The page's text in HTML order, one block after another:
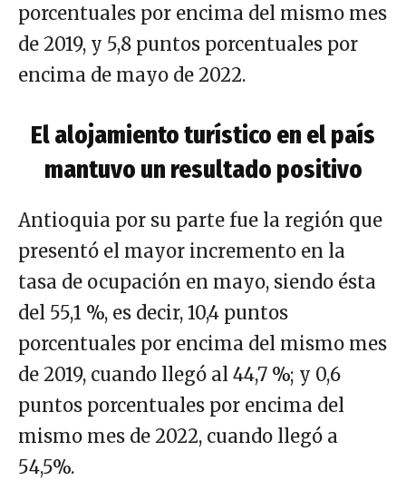
porcentuales por encima del mismo mes
de 2019, y 5,8 puntos porcentuales por
encima de mayo de 2022.
El alojamiento turístico en el país
mantuvo un resultado positivo
Antioquia por su parte fue la región que
presentó el mayor incremento en la
tasa de ocupación en mayo, siendo ésta
del 55,1 %, es decir, 10,4 puntos
porcentuales por encima del mismo mes
de 2019, cuando llegó al 44,7 %; y 0,6
puntos porcentuales por encima del
mismo mes de 2022, cuando llegó a
54,5%.